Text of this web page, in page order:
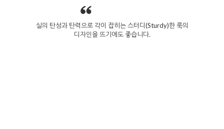
실의 탄성과 탄력으로 각이 잡히는 스터디(Sturdy)한 룩의
디자인을 뜨기에도 좋습니다.